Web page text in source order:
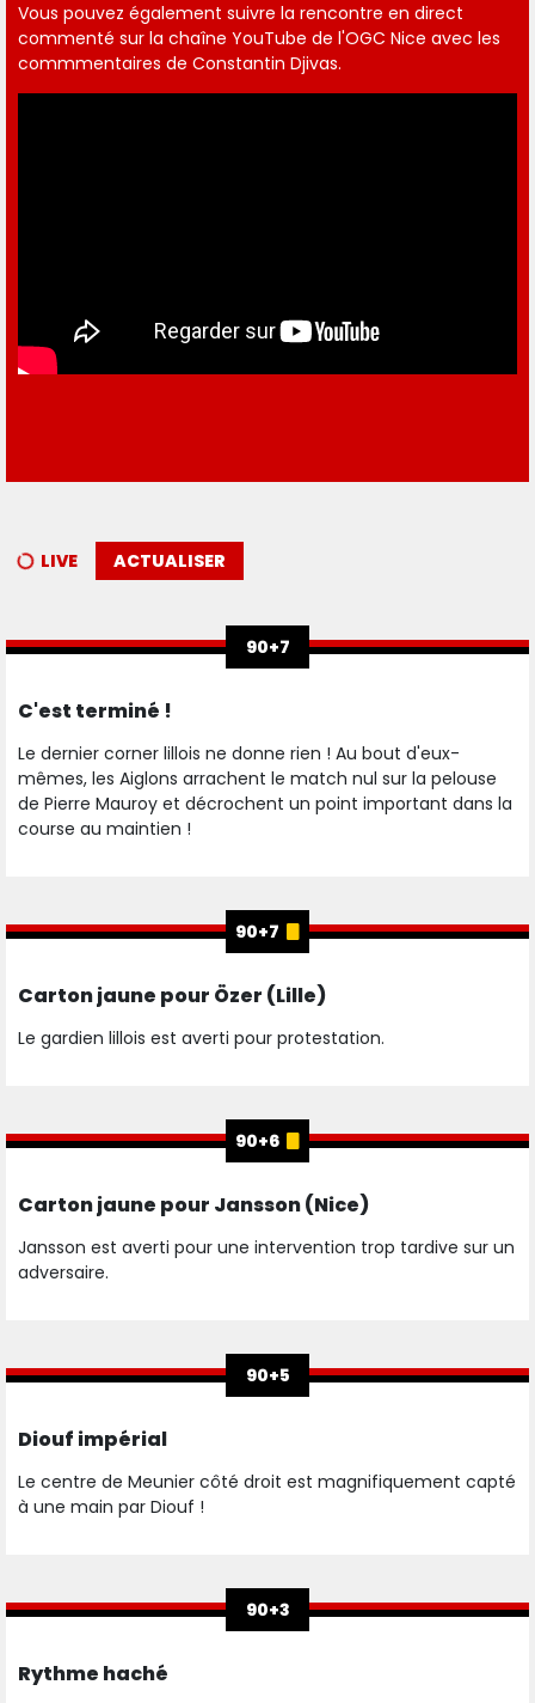
Vous pouvez également suivre la rencontre en direct
commenté sur la chaîne YouTube de l'OGC Nice avec les
commmentaires de Constantin Djivas.
LIVE ACTUALISER
90+7
C'est terminé !
Le dernier corner lillois ne donne rien ! Au bout d'eux-
mêmes, les Aiglons arrachent le match nul sur la pelouse
de Pierre Mauroy et décrochent un point important dans la
course au maintien !
90+7
Carton jaune pour Özer (Lille)
Le gardien lillois est averti pour protestation.
90+6
Carton jaune pour Jansson (Nice)
Jansson est averti pour une intervention trop tardive sur un
adversaire.
90+5
Diouf impérial
Le centre de Meunier côté droit est magnifiquement capté
à une main par Diouf !
90+3
Rythme haché